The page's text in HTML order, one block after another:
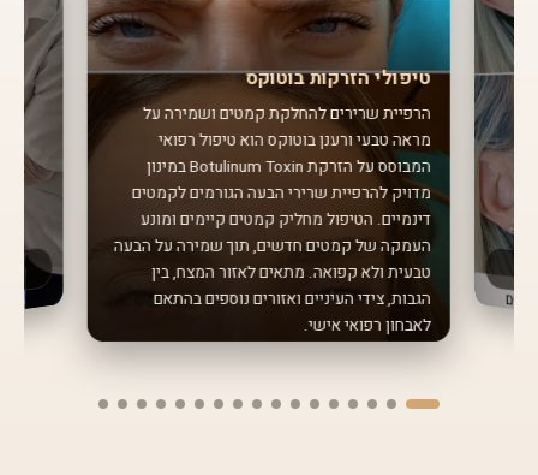
טיפולי הזרקות בוטוקס
הרפיית שרירים להחלקת קמטים ושמירה על
מראה טבעי ורענן בוטוקס הוא טיפול רפואי
המבוסס על הזרקת Botulinum Toxin במינון
מדויק להרפיית שרירי הבעה הגורמים לקמטים
דינמיים. הטיפול מחליק קמטים קיימים ומונע
העמקה של קמטים חדשים, תוך שמירה על הבעה
טבעית ולא קפואה. מתאים לאזור המצח, בין
הגבות, צידי העיניים ואזורים נוספים בהתאם
לאבחון רפואי אישי.